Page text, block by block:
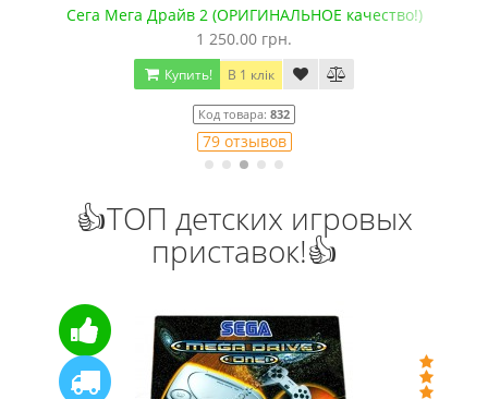
Сега Мега Драйв 2 (ОРИГИНАЛЬНОЕ качество!)
1 250.00 грн.
Купить! В 1 клік
Код товара: 832
79 отзывов
👍ТОП детских игровых
приставок!👍